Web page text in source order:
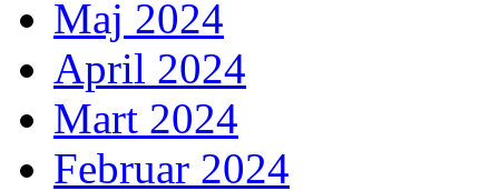
Maj 2024
April 2024
Mart 2024
Februar 2024